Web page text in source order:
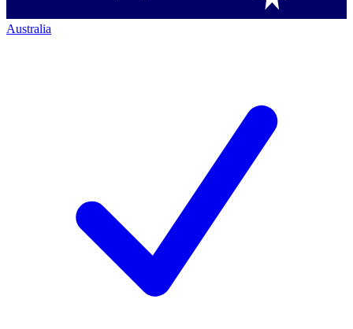
Australia